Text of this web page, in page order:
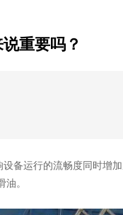
要吗？
备运行的流畅度同时增加
。